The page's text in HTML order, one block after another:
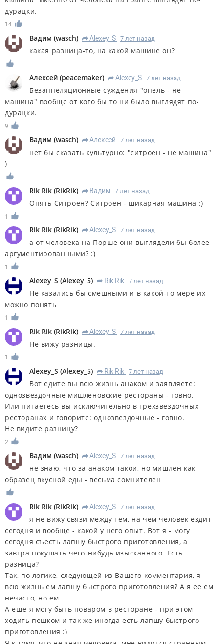
дурацки.
14
Вадим (wasch) R Alexey_S 7 лет назад
какая разница-то, на какой машине он?
Алексей (peacemaker) R Alexey_S 7 лет назад
Безаппеляционные суждения "опель - не
машина" вообще от кого бы то ни было выглядят по-
дурацки.
9
Вадим (wasch) R Алексей 7 лет назад
нет бы сказать культурно: "ситроен - не машина"
)
Rik Rik (RikRik) R Вадим 7 лет назад
Опять Ситроен? Ситроен - шикарная машина :)
1
Rik Rik (RikRik) R Alexey_S 7 лет назад
а от человека на Порше они выглядели бы более
аргументированными? :)
1
Alexey_S (Alexey_5) R Rik Rik 7 лет назад
Не казались бы смешными и в какой-то мере их
можно понять
1
Rik Rik (RikRik) R Alexey_S 7 лет назад
Не вижу разницы.
1
Alexey_S (Alexey_5) R Rik Rik 7 лет назад
Вот едите вы всю жизнь анаком и заявляете:
однозвездочные мишленовские рестораны - говно.
Или питаетесь вы исключительно в трехзвездочных
ресторанах и говорите: однозвездочные - говно.
Не видите разницу?
2
Вадим (wasch) R Alexey_S 7 лет назад
не знаю, что за анаком такой, но мишлен как
образец вкусной еды - весьма сомнителен
Rik Rik (RikRik) R Alexey_S 7 лет назад
я не вижу связи между тем, на чем человек ездит
сегодня и вообще - какой у него опыт. Вот я - могу
сегодня съесть лапшу быстрого приготовления, а
завтра покушать чего-нибудь изысканного. Есть
разница?
Так, по логике, следующей из Вашего комментария, я
всю жизнь ем лапшу быстрого приготовления? А я ее ем
нечасто, но ем.
А еще я могу быть поваром в ресторане - при этом
ходить пешком и так же иногда есть лапшу быстрого
приготовления :)